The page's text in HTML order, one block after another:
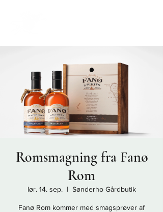
Romsmagning fra Fanø
Rom
lør. 14. sep.
  |
Sønderho Gårdbutik
Fanø Rom kommer med smagsprøver af